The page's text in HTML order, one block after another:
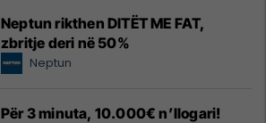
Neptun rikthen DITËT ME FAT,
zbritje deri në 50%
Neptun
Për 3 minuta, 10.000€ n’llogari!